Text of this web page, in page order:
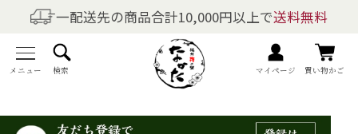
一配送先の商品合計10,000円以上で送料無料
メニュー 検索 マイページ 買い物かご
商品を探す
全商品一覧
梅干しの商品一覧